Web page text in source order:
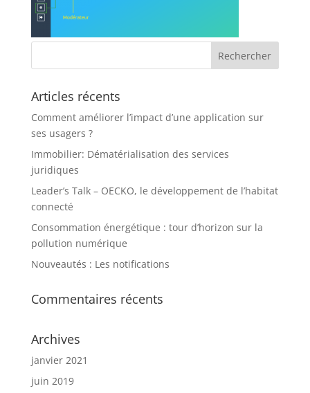
Articles récents
Comment améliorer l’impact d’une application sur
ses usagers ?
Immobilier: Dématérialisation des services
juridiques
Leader’s Talk – OECKO, le développement de l’habitat
connecté
Consommation énergétique : tour d’horizon sur la
pollution numérique
Nouveautés : Les notifications
Commentaires récents
Archives
janvier 2021
juin 2019